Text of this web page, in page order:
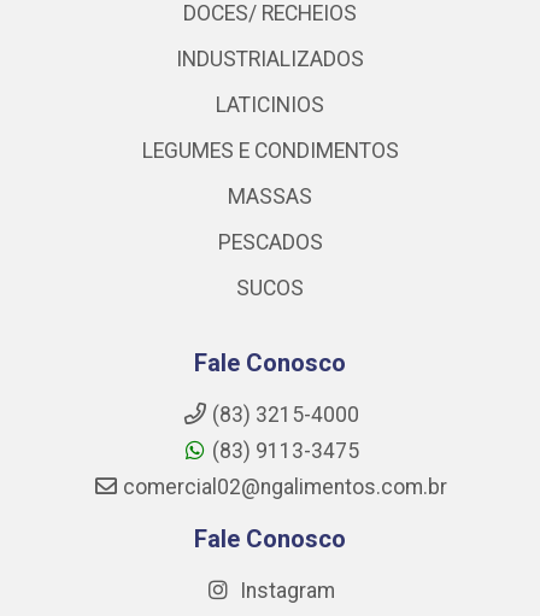
DOCES/ RECHEIOS
INDUSTRIALIZADOS
LATICINIOS
LEGUMES E CONDIMENTOS
MASSAS
PESCADOS
SUCOS
Fale Conosco
(83) 3215-4000
(83) 9113-3475
comercial02@ngalimentos.com.br
Fale Conosco
Instagram